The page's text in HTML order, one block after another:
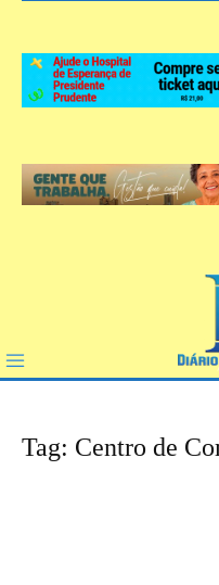
Tag: Centro de